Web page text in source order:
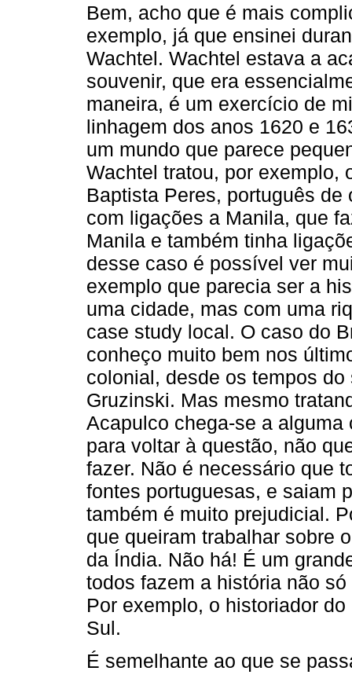
Bem, acho que é mais
exemplo, já que ensinei
Wachtel. Wachtel estava a
souvenir, que era
maneira, é um exercício de
linhagem dos anos 1620 e
um mundo que parece
Wachtel tratou, por exemplo,
Baptista Peres, português
com ligações a Manila, que
Manila e também tinha
desse caso é possível ver
exemplo que parecia ser a
uma cidade, mas com uma
case study local. O caso do
conheço muito bem nos
colonial, desde os tempos
Gruzinski. Mas mesmo
Acapulco chega-se a
para voltar à questão, não
fazer. Não é necessário que
fontes portuguesas, e saiam
também é muito prejudicial.
que queiram trabalhar sobre
da Índia. Não há! É um
todos fazem a história não
Por exemplo, o historiador
Sul.
É semelhante ao que se